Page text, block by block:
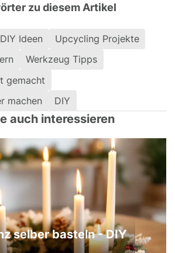
zu diesem Artikel
DIY Ideen
Upcycling Projekte
Werkzeug Tipps
gemacht
machen
DIY
auch interessieren
selber basteln - DIY